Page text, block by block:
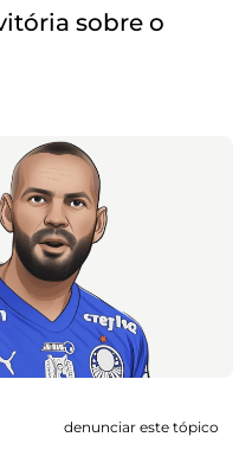
sobre o
denunciar este tópico